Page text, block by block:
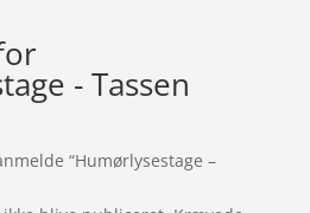
- Tassen
“Humørlysestage –